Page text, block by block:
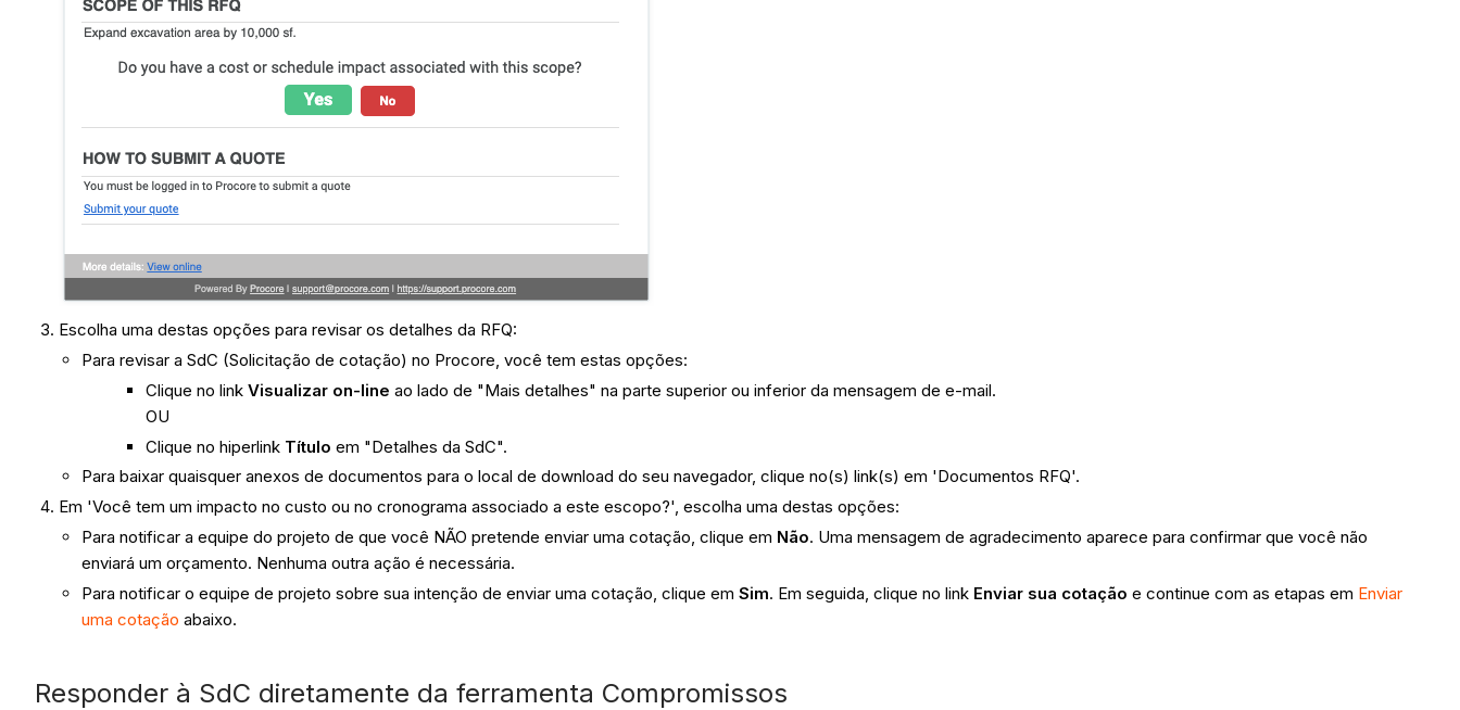
Escolha uma destas opções para revisar os detalhes da RFQ:
Para revisar a SdC (Solicitação de cotação) no Procore, você tem estas opções:
Clique no link Visualizar on-line ao lado de "Mais detalhes" na parte superior ou inferior da mensagem de e-mail.
OU
Clique no hiperlink Título em "Detalhes da SdC".
Para baixar quaisquer anexos de documentos para o local de download do seu navegador, clique no(s) link(s) em 'Documentos RFQ'.
Em 'Você tem um impacto no custo ou no cronograma associado a este escopo?', escolha uma destas opções:
Para notificar a equipe do projeto de que você NÃO pretende enviar uma cotação, clique em Não. Uma mensagem de agradecimento aparece para confirmar que você não
enviará um orçamento. Nenhuma outra ação é necessária.
Para notificar o equipe de projeto sobre sua intenção de enviar uma cotação, clique emSim. Em seguida, clique no link Enviar sua cotação e continue com as etapas em Enviar
uma cotação abaixo.
Responder à SdC diretamente da ferramenta Compromissos